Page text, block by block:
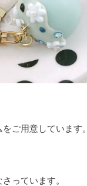
ご用意しています。
っています。